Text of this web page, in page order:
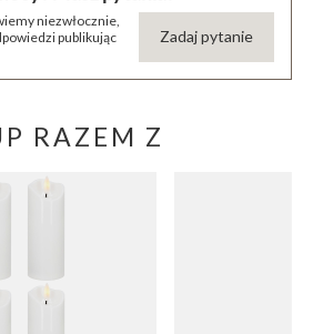
niezwłocznie,
publikując
Zadaj pytanie
RAZEM Z